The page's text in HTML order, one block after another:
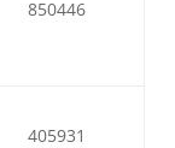
850446
405931